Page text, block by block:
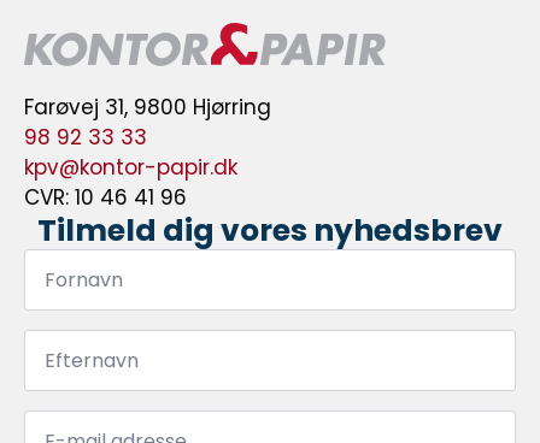
Farøvej 31, 9800 Hjørring
98 92 33 33
kpv@kontor-papir.dk
CVR: 10 46 41 96
Tilmeld dig vores nyhedsbrev
Fornavn
Efternavn
Email